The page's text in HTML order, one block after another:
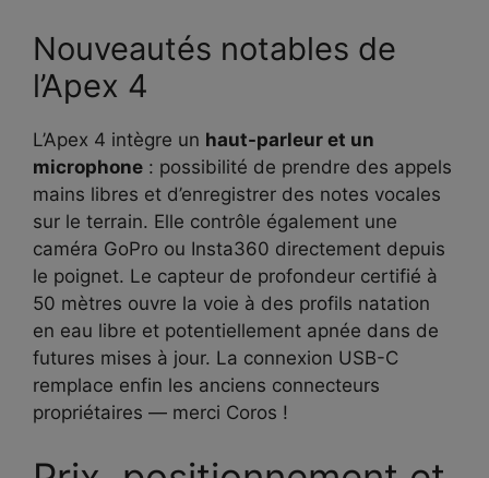
Nouveautés notables de
l’Apex 4
L’Apex 4 intègre un haut-parleur et un
microphone : possibilité de prendre des appels
mains libres et d’enregistrer des notes vocales
sur le terrain. Elle contrôle également une
caméra GoPro ou Insta360 directement depuis
le poignet. Le capteur de profondeur certifié à
50 mètres ouvre la voie à des profils natation
en eau libre et potentiellement apnée dans de
futures mises à jour. La connexion USB-C
remplace enfin les anciens connecteurs
propriétaires — merci Coros !